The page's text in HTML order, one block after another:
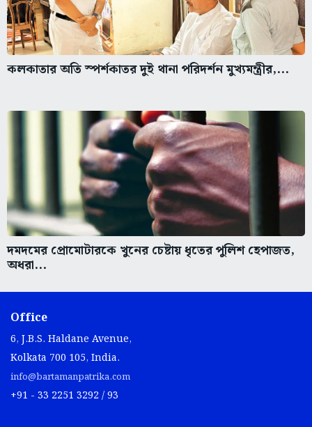
কলকাতার অতি স্পর্শকাতর দুই থানা পরিদর্শন মুখ্যমন্ত্রীর,...
দমদমের প্রোমোটারকে খুনের চেষ্টায় ধৃতের পুলিশ হেপাজত,
অধরা...
Office
6, J.B.S. Haldane Avenue,
Kolkata 700 105, India.
info@bartamanpatrika.com
+91 - 33 2251 3292 / 93